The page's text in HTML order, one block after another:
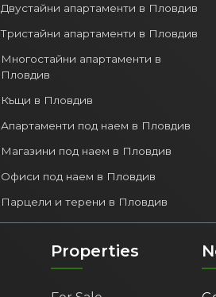
Двустайни апартаменти в Пловдив
Тристайни апартаменти в Пловдив
Многостайни апартаменти в
Пловдив
Къщи в Пловдив
Апартаменти под наем в Пловдив
Магазини под наем в Пловдив
Офиси под наем в Пловдив
Парцели и терени в Пловдив
Properties